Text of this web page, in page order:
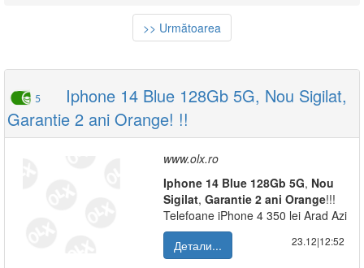
>> Următoarea
5
Iphone 14 Blue 128Gb 5G, Nou Sigilat,
Garantie 2 ani Orange! !!
www.olx.ro
Iphone 14 Blue 128Gb 5G, Nou
Sigilat, Garantie 2 ani Orange!!!
Telefoane iPhone 4 350 lei Arad Azi
Детали...
23.12|12:52